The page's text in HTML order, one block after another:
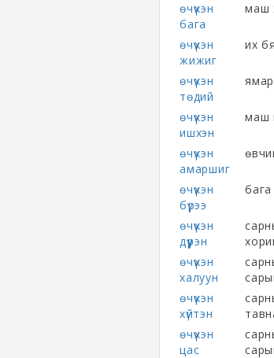
өчүүхэн
бага
маш
өчүүхэн
жижиг
их
өчүүхэн
төдий
өчүүхэн
ишхэн
маш
өчүүхэн
амаршиг
өчүүхэн
бүрээ
бага
өчүүхэн
дүүрэн
өчүүхэн
халуун
өчүүхэн
хүйтэн
өчүүхэн
цас